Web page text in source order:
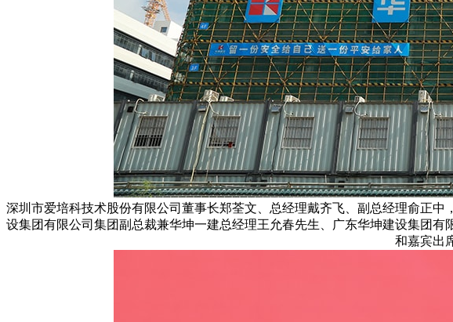
深圳市爱培科技术股份有限公司董事长郑荃文、总经理戴齐飞、副总经理俞正
设集团有限公司集团副总裁兼华坤一建总经理王允春先生、广东华坤建设集团
和嘉宾出